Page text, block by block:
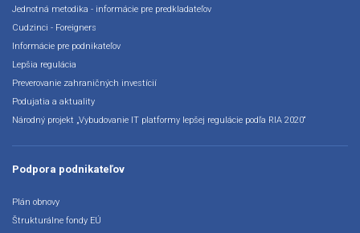
Jednotná metodika - informácie pre predkladateľov
Cudzinci - Foreigners
Informácie pre podnikateľov
Lepšia regulácia
Preverovanie zahraničných investícií
Podujatia a aktuality
Národný projekt „Vybudovanie IT platformy lepšej regulácie podľa RIA 2020“
Podpora podnikateľov
Plán obnovy
Štrukturálne fondy EÚ